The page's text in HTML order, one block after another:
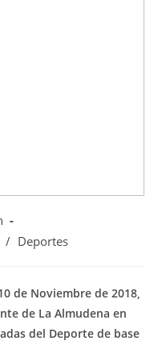
/ Deportes
de Noviembre de 2018,
de La Almudena en
del Deporte de base